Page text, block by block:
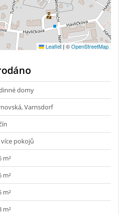
Leaflet | ©OpenStreetMap
domy
Varnsdorf
více pokojů
m²
m²
m²
m²